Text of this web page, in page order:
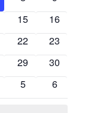
vues
évènements
0
évènements
15
0
16
0
évènements
22
0
23
0
évènements
29
0
30
0
évènements
5
0
6